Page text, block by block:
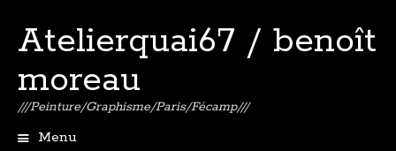
Atelierquai67 / benoît
moreau
///Peinture/Graphisme/Paris/Fécamp///
Menu